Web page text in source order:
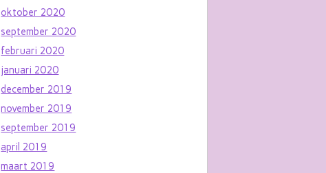
oktober 2020
september 2020
februari 2020
januari 2020
december 2019
november 2019
september 2019
april 2019
maart 2019